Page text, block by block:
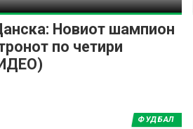
Новиот шампион
по четири
ФУДБАЛ